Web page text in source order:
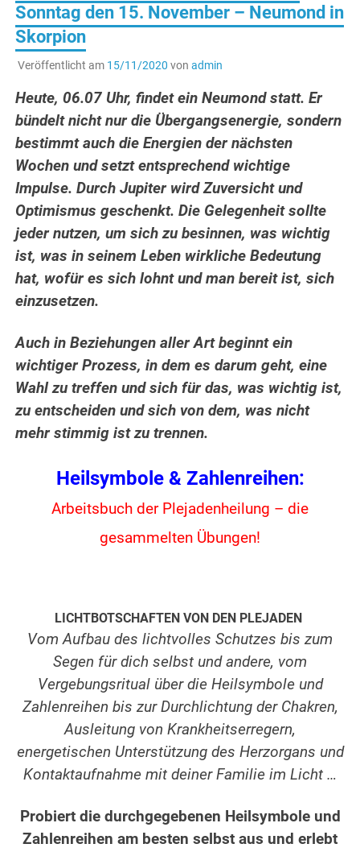
Sonntag den 15. November – Neumond in
Skorpion
Veröffentlicht am 15/11/2020 von admin
Heute, 06.07 Uhr, findet ein Neumond statt. Er
bündelt nicht nur die Übergangsenergie, sondern
bestimmt auch die Energien der nächsten
Wochen und setzt entsprechend wichtige
Impulse. Durch Jupiter wird Zuversicht und
Optimismus geschenkt. Die Gelegenheit sollte
jeder nutzen, um sich zu besinnen, was wichtig
ist, was in seinem Leben wirkliche Bedeutung
hat, wofür es sich lohnt und man bereit ist, sich
einzusetzen.
Auch in Beziehungen aller Art beginnt ein
wichtiger Prozess, in dem es darum geht, eine
Wahl zu treffen und sich für das, was wichtig ist,
zu entscheiden und sich von dem, was nicht
mehr stimmig ist zu trennen.
Heilsymbole & Zahlenreihen:
Arbeitsbuch der Plejadenheilung – die
gesammelten Übungen!
LICHTBOTSCHAFTEN VON DEN PLEJADEN
Vom Aufbau des lichtvolles Schutzes bis zum
Segen für dich selbst und andere, vom
Vergebungsritual über die Heilsymbole und
Zahlenreihen bis zur Durchlichtung der Chakren,
Ausleitung von Krankheitserregern,
energetischen Unterstützung des Herzorgans und
Kontaktaufnahme mit deiner Familie im Licht …
Probiert die durchgegebenen Heilsymbole und
Zahlenreihen am besten selbst aus und erlebt